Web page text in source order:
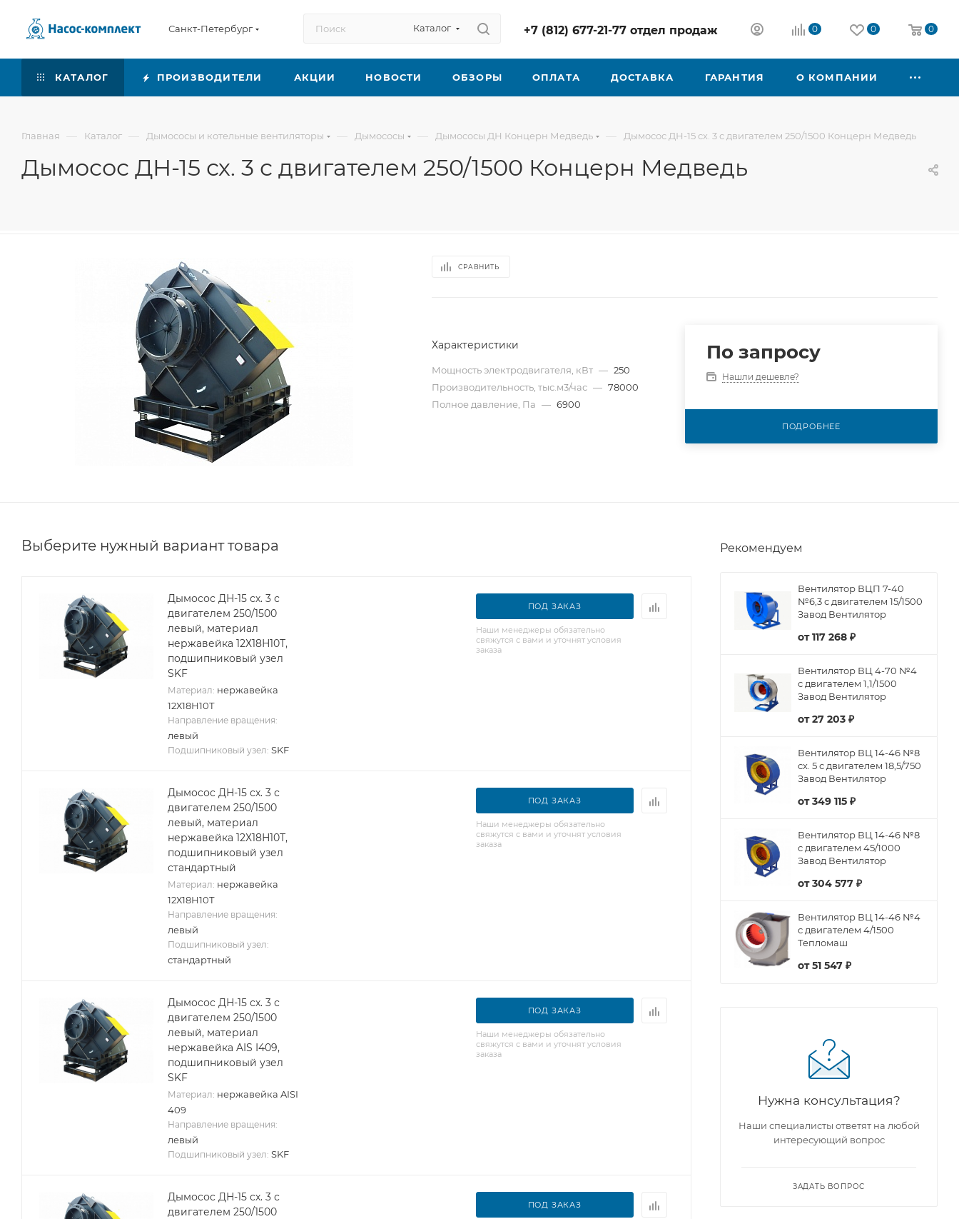
Санкт-Петербург Каталог +7 (812) 677-21-77 отдел продаж 0 0 0
КАТАЛОГ ПРОИЗВОДИТЕЛИ АКЦИИ НОВОСТИ ОБЗОРЫ ОПЛАТА ДОСТАВКА ГАРАНТИЯ О КОМПАНИИ
Главная — Каталог — Дымососы и котельные вентиляторы — Дымососы — Дымососы ДН Концерн Медведь — Дымосос ДН-15 сх. 3 с двигателем 250/1500 Концерн Медведь
Дымосос ДН-15 сх. 3 с двигателем 250/1500 Концерн Медведь
СРАВНИТЬ
Характеристики
Мощность электродвигателя, кВт — 250
Производительность, тыс.м3/час — 78000
Полное давление, Па — 6900
По запросу
Нашли дешевле?
ПОДРОБНЕЕ
Выберите нужный вариант товара
Дымосос ДН-15 сх. 3 с
двигателем 250/1500
левый, материал
нержавейка 12Х18Н10Т,
подшипниковый узел
SKF
Материал: нержавейка
12Х18Н10Т
Направление вращения:
левый
Подшипниковый узел: SKF
ПОД ЗАКАЗ
Наши менеджеры обязательно
свяжутся с вами и уточнят условия
заказа
Дымосос ДН-15 сх. 3 с
двигателем 250/1500
левый, материал
нержавейка 12Х18Н10Т,
подшипниковый узел
стандартный
Материал: нержавейка
12Х18Н10Т
Направление вращения:
левый
Подшипниковый узел:
стандартный
ПОД ЗАКАЗ
Наши менеджеры обязательно
свяжутся с вами и уточнят условия
заказа
Дымосос ДН-15 сх. 3 с
двигателем 250/1500
левый, материал
нержавейка AIS I409,
подшипниковый узел
SKF
Материал: нержавейка AISI
409
Направление вращения:
левый
Подшипниковый узел: SKF
ПОД ЗАКАЗ
Наши менеджеры обязательно
свяжутся с вами и уточнят условия
заказа
Дымосос ДН-15 сх. 3 с
двигателем 250/1500
ПОД ЗАКАЗ
Рекомендуем
Вентилятор ВЦП 7-40
№6,3 с двигателем 15/1500
Завод Вентилятор
от117 268 ₽
Вентилятор ВЦ 4-70 №4
с двигателем 1,1/1500
Завод Вентилятор
от27 203 ₽
Вентилятор ВЦ 14-46 №8
сх. 5 с двигателем 18,5/750
Завод Вентилятор
от349 115 ₽
Вентилятор ВЦ 14-46 №8
с двигателем 45/1000
Завод Вентилятор
от304 577 ₽
Вентилятор ВЦ 14-46 №4
с двигателем 4/1500
Тепломаш
от51 547 ₽
Нужна консультация?
Наши специалисты ответят на любой
интересующий вопрос
ЗАДАТЬ ВОПРОС